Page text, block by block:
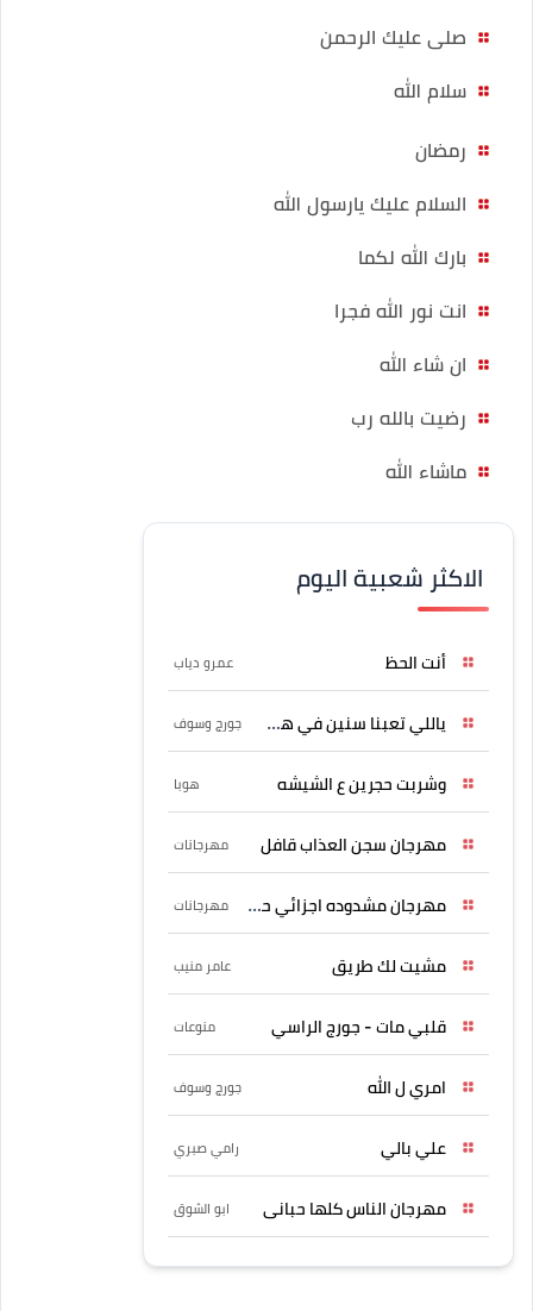
صلى عليك الرحمن
سلام الله
رمضان
السلام عليك يارسول الله
بارك الله لكما
انت نور الله فجرا
ان شاء الله
رضيت بالله رب
ماشاء الله
الاكثر شعبية اليوم
أنت الحظ عمرو دياب
ياللي تعبنا سنين في هواه جورج وسوف
وشربت حجرين ع الشيشه هوبا
مهرجان سجن العذاب قافل مهرجانات
مهرجان مشدوده اجزائي حربونى مهرجانات
مشيت لك طريق عامر منيب
قلبي مات - جورج الراسي منوعات
امري ل الله جورج وسوف
علي بالي رامي صبري
مهرجان الناس كلها حبانى ابو الشوق